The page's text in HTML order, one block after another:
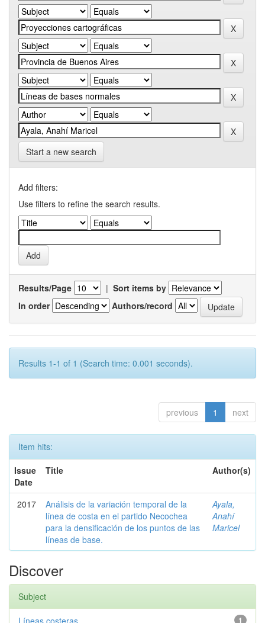
Start a new search
Add filters:
Use filters to refine the search results.
Results/Page | Sort items by
In order
Authors/record
Results 1-1 of 1 (Search time: 0.001 seconds).
previous 1 next
Item hits:
Issue
Date
Title Author(s)
2017
Análisis de la variación temporal de la
línea de costa en el partido Necochea
para la densificación de los puntos de las
líneas de base.
Ayala,
Anahí
Maricel
Discover
Subject
1
Líneas costeras